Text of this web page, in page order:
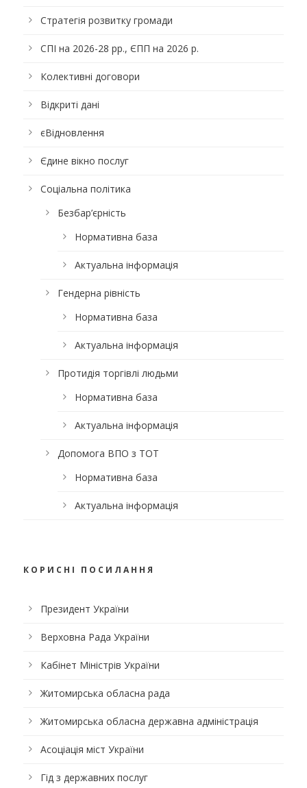
Стратегія розвитку громади
СПІ на 2026-28 рр., ЄПП на 2026 р.
Колективні договори
Відкриті дані
єВідновлення
Єдине вікно послуг
Соціальна політика
Безбар’єрність
Нормативна база
Актуальна інформація
Гендерна рівність
Нормативна база
Актуальна інформація
Протидія торгівлі людьми
Нормативна база
Актуальна інформація
Допомога ВПО з ТОТ
Нормативна база
Актуальна інформація
КОРИСНІ ПОСИЛАННЯ
Президент України
Верховна Рада України
Кабінет Міністрів України
Житомирська обласна рада
Житомирська обласна державна адміністрація
Асоціація міст України
Гід з державних послуг